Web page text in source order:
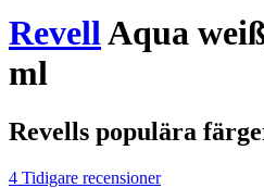
RevellAqua
ml
Revells populära
4 Tidigare recensioner